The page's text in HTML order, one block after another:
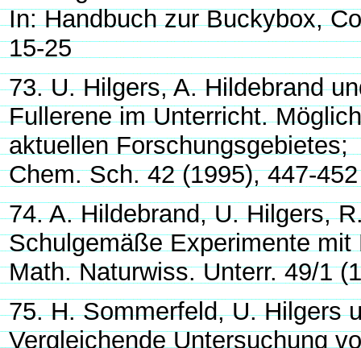
In: Handbuch zur Buckybox,
15-25
73. U. Hilgers, A. Hildebrand
Fullerene im Unterricht.
aktuellen Forschungsgebietes;
Chem. Sch. 42 (1995), 447-452
74. A. Hildebrand, U. Hilgers,
Schulgemäße Experimente mit
Math. Naturwiss. Unterr. 49/1
75. H. Sommerfeld, U. Hilgers
Vergleichende Untersuchung